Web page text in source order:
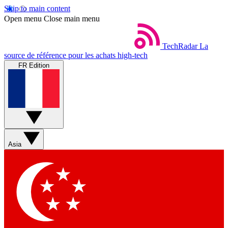
Skip to main content
Open menu Close main menu
TechRadar La
source de référence pour les achats high-tech
FR Edition
Asia